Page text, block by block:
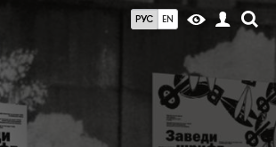
РУС EN